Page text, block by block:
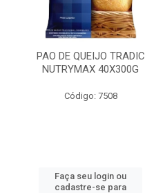
PAO DE QUEIJO TRADIC
NUTRYMAX 40X300G
Código: 7508
Faça seu login ou
cadastre-se para